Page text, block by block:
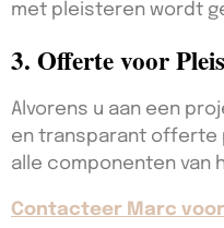
met pleisteren wordt
3. Offerte voor
Alvorens u aan een
en transparant offerte
alle componenten van
Contacteer Marc